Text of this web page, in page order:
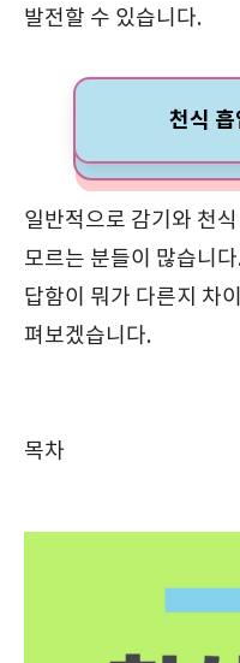
발전할 수 있습니다.
천식
일반적으로 감기와 천
모르는 분들이 많습니
답함이 뭐가 다른지 차
펴보겠습니다.
목차